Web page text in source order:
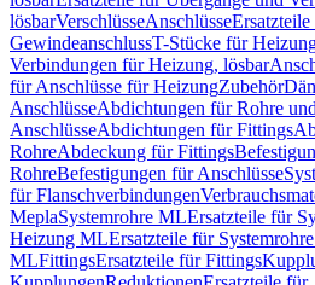
lösbarVerschlüsseAnschlüsse
GewindeanschlussT-Stücke für
Verbindungen für Heizung, lösbar
für Anschlüsse für HeizungZubehör
AnschlüsseAbdichtungen für Rohre
AnschlüsseAbdichtungen für Fittings
RohreAbdeckung für Fittings
RohreBefestigungen für Anschlüsse
für Flanschverbindungen
MeplaSystemrohre MLErsatzteile für
Heizung MLErsatzteile für
MLFittingsErsatzteile für Fittings